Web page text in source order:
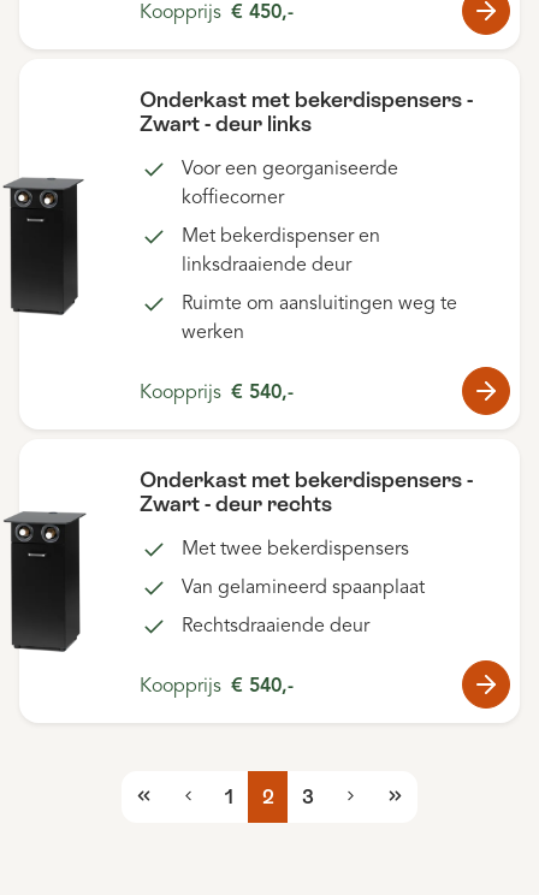
Koopprijs € 450,-
Onderkast met bekerdispensers -
Zwart - deur links
Voor een georganiseerde
koffiecorner
Met bekerdispenser en
linksdraaiende deur
Ruimte om aansluitingen weg te
werken
Koopprijs € 540,-
Onderkast met bekerdispensers -
Zwart - deur rechts
Met twee bekerdispensers
Van gelamineerd spaanplaat
Rechtsdraaiende deur
Koopprijs € 540,-
1 2 3